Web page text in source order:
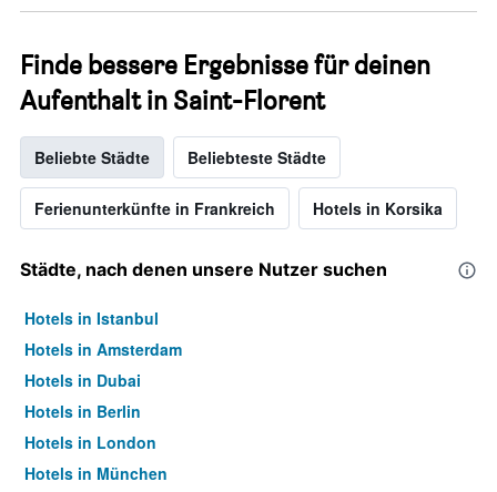
Finde bessere Ergebnisse für deinen
Aufenthalt in Saint-Florent
Beliebte Städte Beliebteste Städte
Ferienunterkünfte in Frankreich Hotels in Korsika
Städte, nach denen unsere Nutzer suchen
Hotels in Istanbul
Hotels in Amsterdam
Hotels in Dubai
Hotels in Berlin
Hotels in London
Hotels in München